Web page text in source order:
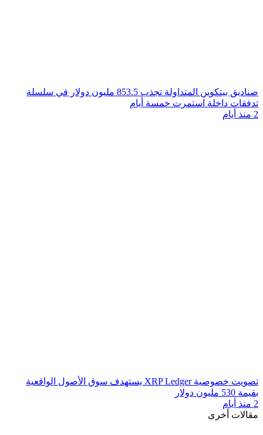
صناديق بيتكوين المتداولة تجذب 853.5 مليون دولار في سلسلة
تدفقات داخلة استمرت خمسة أيام
2 منذ أيام
تصويت خصوصية XRP Ledger يستهدف سوق الأصول الواقعية
بقيمة 530 مليون دولار
2 منذ أيام
مقالات أخرى